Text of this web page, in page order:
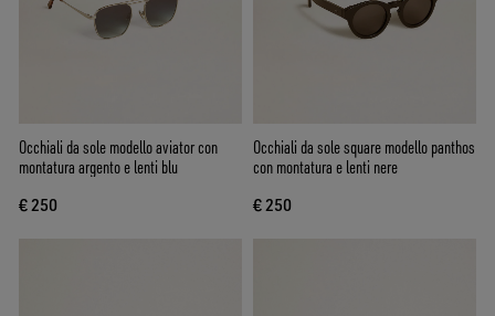
Occhiali da sole modello aviator con
montatura argento e lenti blu
€ 250
Occhiali da sole square modello panthos
con montatura e lenti nere
€ 250